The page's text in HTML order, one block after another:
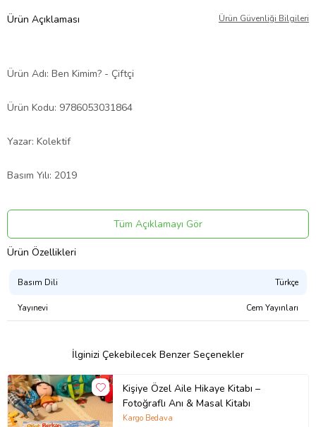
Ürün Açıklaması Ürün Güvenliği Bilgileri
Ürün Adı: Ben Kimim? - Çiftçi
Ürün Kodu: 9786053031864
Yazar: Kolektif
Basım Yılı: 2019
Kapak Türü: Karton Kapak
Sayfa Sayısı: 10
Kağıt Cinsi: Kitap Kağıdı
Çevirmen:
Tüm Açıklamayı Gör
Ürün Özellikleri
Basım Dili Türkçe
Yayınevi Cem Yayınları
İlginizi Çekebilecek Benzer Seçenekler
Kişiye Özel Aile Hikaye Kitabı –
Fotoğraflı Anı & Masal Kitabı
Kargo Bedava